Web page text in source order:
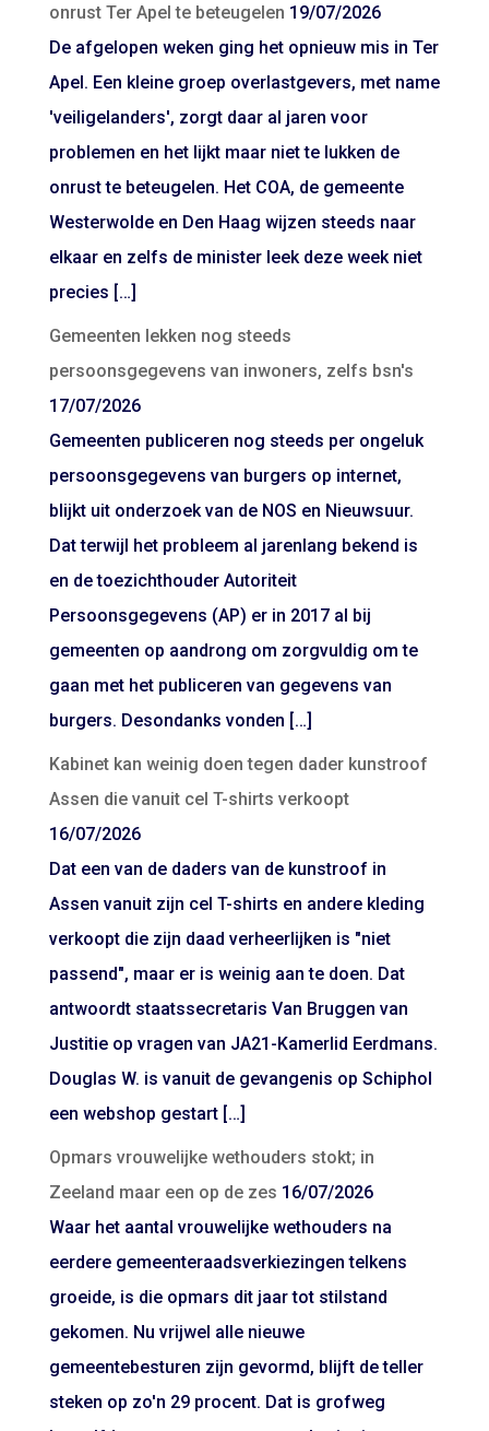
onrust Ter Apel te beteugelen 19/07/2026
De afgelopen weken ging het opnieuw mis in Ter
Apel. Een kleine groep overlastgevers, met name
'veiligelanders', zorgt daar al jaren voor
problemen en het lijkt maar niet te lukken de
onrust te beteugelen. Het COA, de gemeente
Westerwolde en Den Haag wijzen steeds naar
elkaar en zelfs de minister leek deze week niet
precies […]
Gemeenten lekken nog steeds
persoonsgegevens van inwoners, zelfs bsn's
17/07/2026
Gemeenten publiceren nog steeds per ongeluk
persoonsgegevens van burgers op internet,
blijkt uit onderzoek van de NOS en Nieuwsuur.
Dat terwijl het probleem al jarenlang bekend is
en de toezichthouder Autoriteit
Persoonsgegevens (AP) er in 2017 al bij
gemeenten op aandrong om zorgvuldig om te
gaan met het publiceren van gegevens van
burgers. Desondanks vonden […]
Kabinet kan weinig doen tegen dader kunstroof
Assen die vanuit cel T-shirts verkoopt
16/07/2026
Dat een van de daders van de kunstroof in
Assen vanuit zijn cel T-shirts en andere kleding
verkoopt die zijn daad verheerlijken is "niet
passend", maar er is weinig aan te doen. Dat
antwoordt staatssecretaris Van Bruggen van
Justitie op vragen van JA21-Kamerlid Eerdmans.
Douglas W. is vanuit de gevangenis op Schiphol
een webshop gestart […]
Opmars vrouwelijke wethouders stokt; in
Zeeland maar een op de zes 16/07/2026
Waar het aantal vrouwelijke wethouders na
eerdere gemeenteraadsverkiezingen telkens
groeide, is die opmars dit jaar tot stilstand
gekomen. Nu vrijwel alle nieuwe
gemeentebesturen zijn gevormd, blijft de teller
steken op zo'n 29 procent. Dat is grofweg